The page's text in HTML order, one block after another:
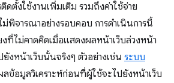
ดตั้งใช้งานเพิ่มเติม รวมถึงค่าใช้จ่าย
พิจารณาอย่างรอบคอบ การดำเนินการนี้
งที่ไม่คาดคิดเมื่อแสดงผลหน้าเว็บล่วงหน้า
หน้าเว็บนั้นจริงๆ ตัวอย่างเช่น ระบบ
ข้อมูลวิเคราะห์ก่อนที่ผู้ใช้จะไปยังหน้าเว็บ